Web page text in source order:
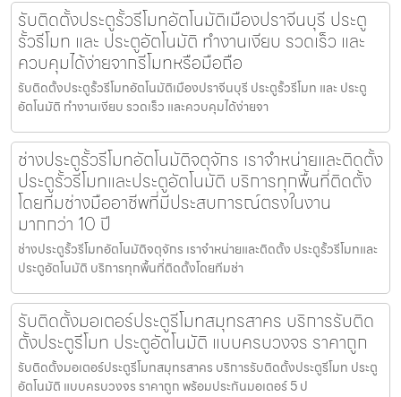
รับติดตั้งประตูรั้วรีโมทอัตโนมัติเมืองปราจีนบุรี ประตู
รั้วรีโมท และ ประตูอัตโนมัติ ทำงานเงียบ รวดเร็ว และ
ควบคุมได้ง่ายจากรีโมทหรือมือถือ
รับติดตั้งประตูรั้วรีโมทอัตโนมัติเมืองปราจีนบุรี ประตูรั้วรีโมท และ ประตู
อัตโนมัติ ทำงานเงียบ รวดเร็ว และควบคุมได้ง่ายจา
ช่างประตูรั้วรีโมทอัตโนมัติจตุจักร เราจำหน่ายและติดตั้ง
ประตูรั้วรีโมทและประตูอัตโนมัติ บริการทุกพื้นที่ติดตั้ง
โดยทีมช่างมืออาชีพที่มีประสบการณ์ตรงในงาน
มากกว่า 10 ปี
ช่างประตูรั้วรีโมทอัตโนมัติจตุจักร เราจำหน่ายและติดตั้ง ประตูรั้วรีโมทและ
ประตูอัตโนมัติ บริการทุกพื้นที่ติดตั้งโดยทีมช่า
รับติดตั้งมอเตอร์ประตูรีโมทสมุทรสาคร บริการรับติด
ตั้งประตูรีโมท ประตูอัตโนมัติ แบบครบวงจร ราคาถูก
รับติดตั้งมอเตอร์ประตูรีโมทสมุทรสาคร บริการรับติดตั้งประตูรีโมท ประตู
อัตโนมัติ แบบครบวงจร ราคาถูก พร้อมประกันมอเตอร์ 5 ป